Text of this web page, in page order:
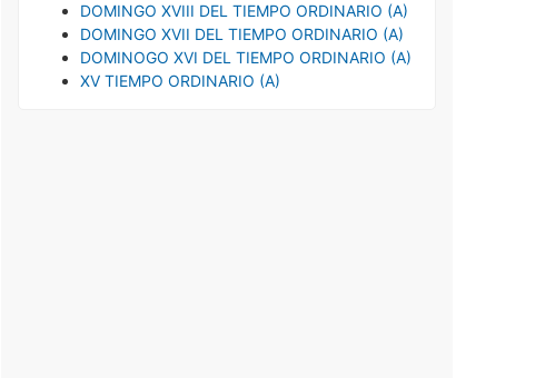
DOMINGO XVIII DEL TIEMPO ORDINARIO (A)
DOMINGO XVII DEL TIEMPO ORDINARIO (A)
DOMINOGO XVI DEL TIEMPO ORDINARIO (A)
XV TIEMPO ORDINARIO (A)